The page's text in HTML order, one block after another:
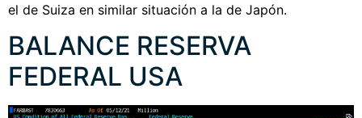
el de Suiza en similar situación a la de Japón.
BALANCE RESERVA
FEDERAL USA